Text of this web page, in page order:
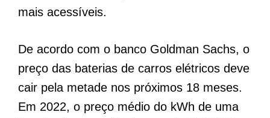
mais acessíveis.
De acordo com o banco Goldman Sachs, o
preço das baterias de carros elétricos deve
cair pela metade nos próximos 18 meses.
Em 2022, o preço médio do kWh de uma